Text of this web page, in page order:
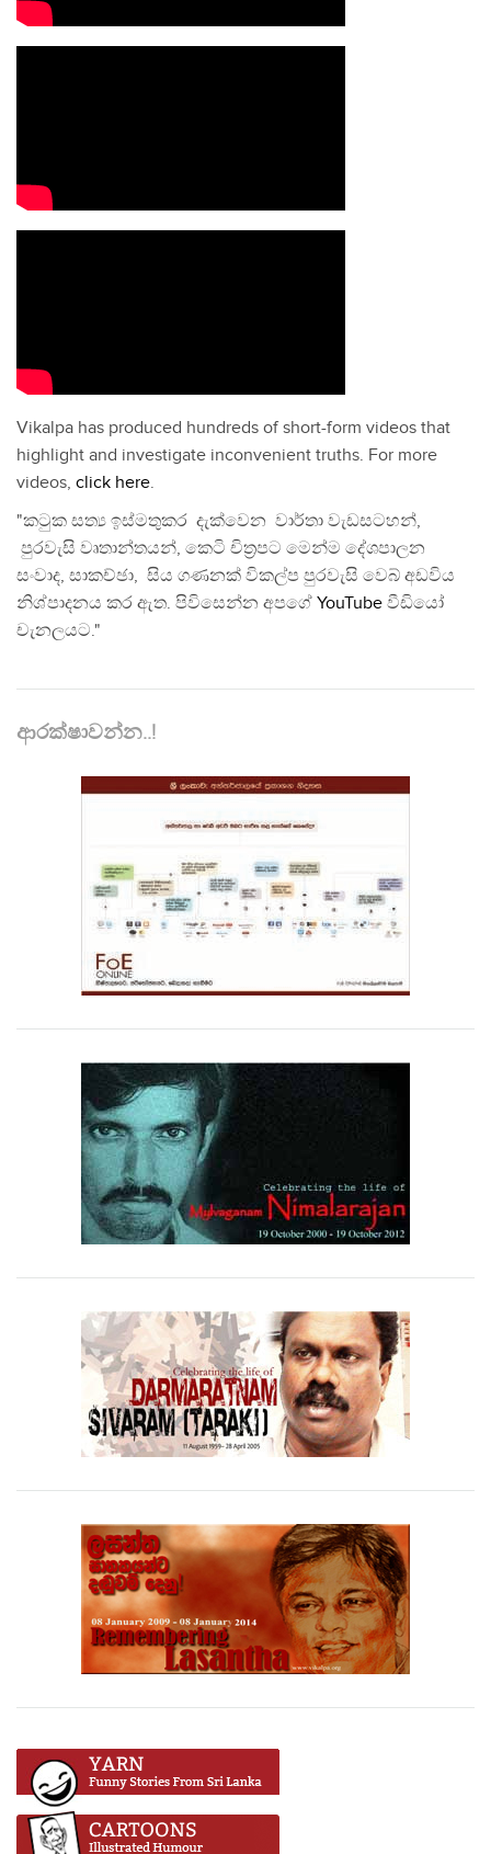
Vikalpa has produced hundreds of short-form videos that
highlight and investigate inconvenient truths. For more
videos, click here.
"කටුක සත්‍ය ඉස්මතුකර දැක්වෙන වාර්තා වැඩසටහන්,
පුරවැසි වෘතාන්තයන්, කෙටි චිත්‍රපට මෙන්ම දේශපාලන
සංවාද, සාකච්ඡා, සිය ගණනක් විකල්ප පුරවැසි වෙබ් අඩවිය
නිශ්පාදනය කර ඇත. පිවිසෙන්න අපගේ YouTube වීඩියෝ
චැනලයට."
ආරක්ෂාවන්න..!